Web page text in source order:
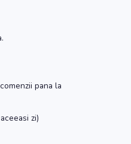
pana la
zi)